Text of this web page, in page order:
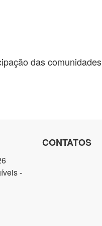
das comunidades
-
CONTATOS